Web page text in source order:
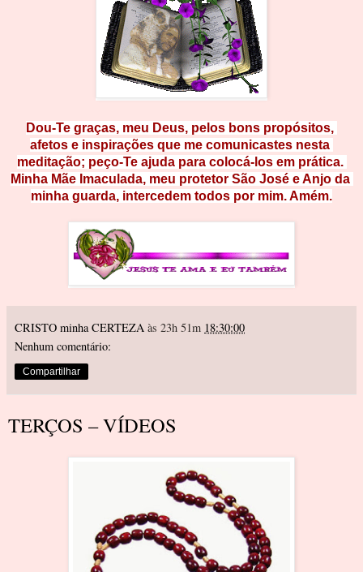
Dou-Te graças, meu Deus, pelos bons propósitos,
afetos e inspirações que me comunicastes nesta
meditação; peço-Te ajuda para colocá-los em prática.
Minha Mãe Imaculada, meu protetor São José e Anjo da
minha guarda, intercedem todos por mim. Amém.﻿
CRISTO minha CERTEZA às 23h 51m 18:30:00
Nenhum comentário:
Compartilhar
TERÇOS – VÍDEOS